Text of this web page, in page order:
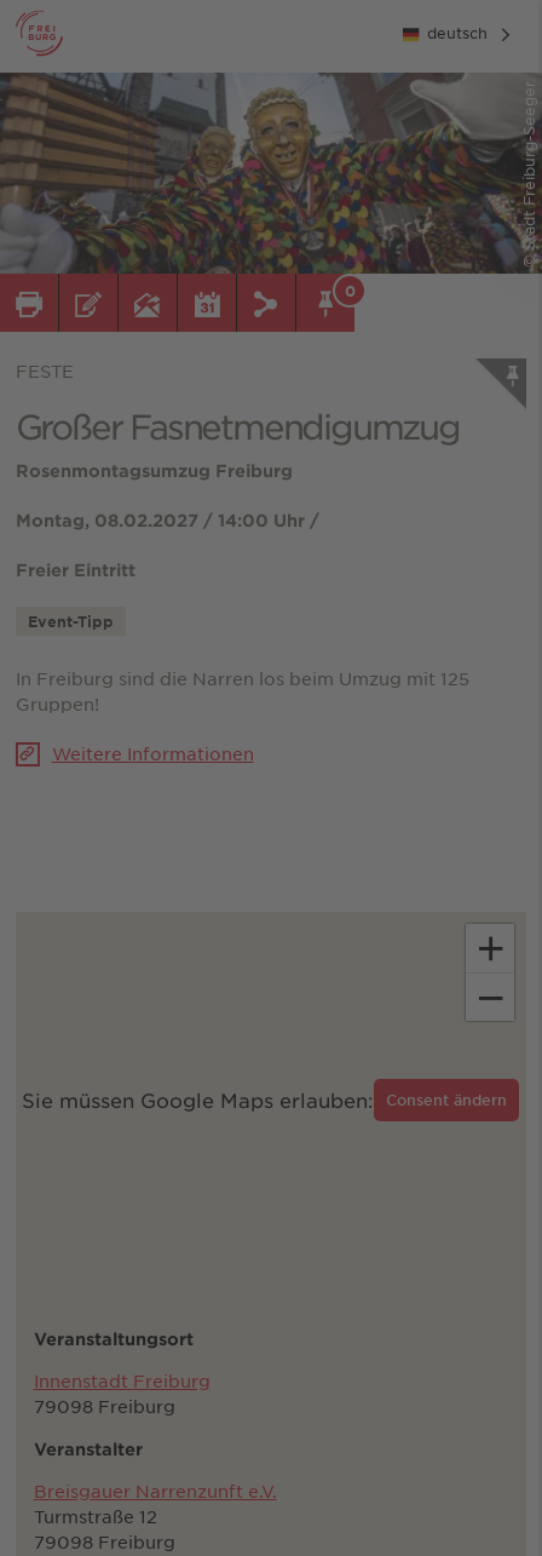
deutsch
© Stadt Freiburg-Seeger
0
FESTE
Großer Fasnetmendigumzug
Rosenmontagsumzug Freiburg
Montag, 08.02.2027 / 14:00 Uhr /
Freier Eintritt
Event-Tipp
In Freiburg sind die Narren los beim Umzug mit 125
Gruppen!
Weitere Informationen
Sie müssen Google Maps erlauben: Consent ändern
+
−
Veranstaltungsort
Innenstadt Freiburg
79098 Freiburg
Veranstalter
Breisgauer Narrenzunft e.V.
Turmstraße 12
79098 Freiburg